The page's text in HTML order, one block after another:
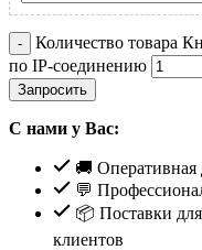
Количество товара
по IP-соединению
Запросить
С нами у Вас:
🚚 Оперативная
💬
📦 Поставки
клиентов